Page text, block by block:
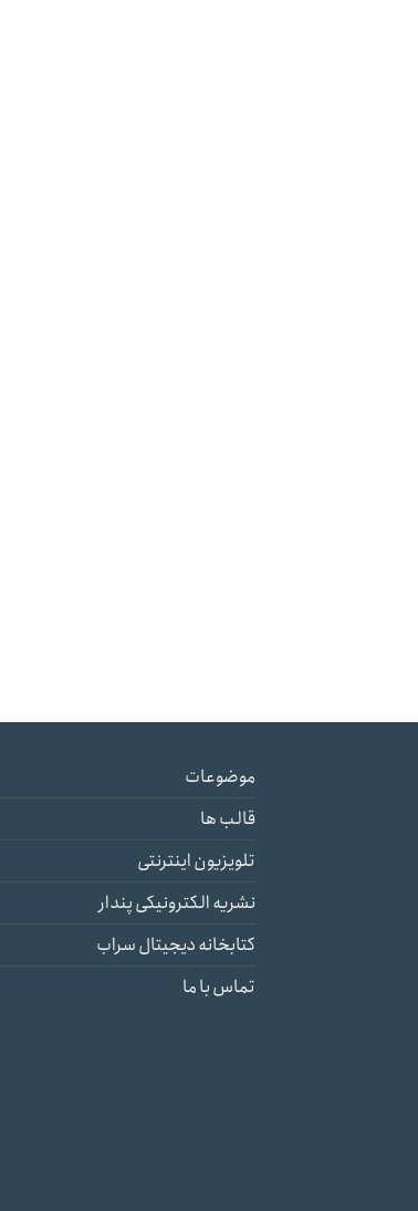
موضوعات
قالب ها
تلویزیون اینترنتی
نشریه الکترونیکی پندار
کتابخانه دیجیتال سراب
تماس با ما